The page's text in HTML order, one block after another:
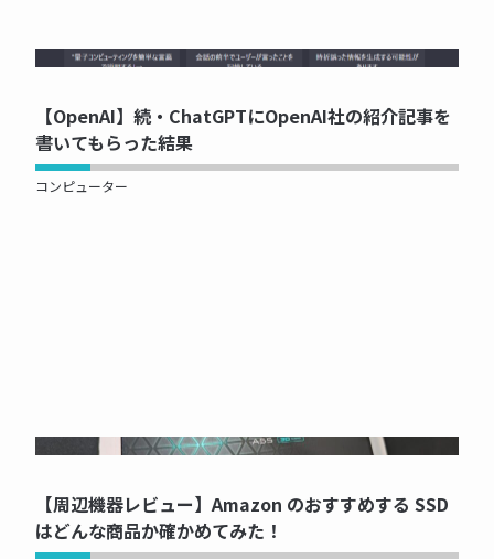
NOW PRINTING...
【OpenAI】続・ChatGPTにOpenAI社の紹介記事を
書いてもらった結果
コンピューター
NOW PRINTING...
【周辺機器レビュー】Amazon のおすすめする SSD
はどんな商品か確かめてみた！